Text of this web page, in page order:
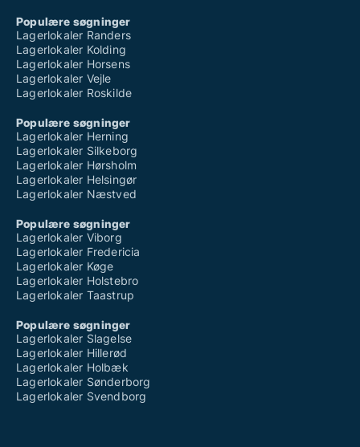
Populære søgninger
Lagerlokaler Randers
Lagerlokaler Kolding
Lagerlokaler Horsens
Lagerlokaler Vejle
Lagerlokaler Roskilde
Populære søgninger
Lagerlokaler Herning
Lagerlokaler Silkeborg
Lagerlokaler Hørsholm
Lagerlokaler Helsingør
Lagerlokaler Næstved
Populære søgninger
Lagerlokaler Viborg
Lagerlokaler Fredericia
Lagerlokaler Køge
Lagerlokaler Holstebro
Lagerlokaler Taastrup
Populære søgninger
Lagerlokaler Slagelse
Lagerlokaler Hillerød
Lagerlokaler Holbæk
Lagerlokaler Sønderborg
Lagerlokaler Svendborg